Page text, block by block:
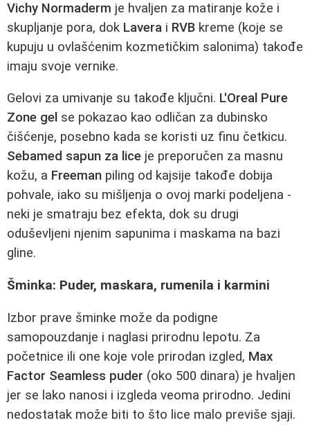
Vichy Normaderm je hvaljen za matiranje kože i
skupljanje pora, dok Lavera i RVB kreme (koje se
kupuju u ovlašćenim kozmetičkim salonima) takođe
imaju svoje vernike.
Gelovi za umivanje su takođe ključni. L'Oreal Pure
Zone gel se pokazao kao odličan za dubinsko
čišćenje, posebno kada se koristi uz finu četkicu.
Sebamed sapun za lice je preporučen za masnu
kožu, a Freeman piling od kajsije takođe dobija
pohvale, iako su mišljenja o ovoj marki podeljena -
neki je smatraju bez efekta, dok su drugi
oduševljeni njenim sapunima i maskama na bazi
gline.
Šminka: Puder, maskara, rumenila i karmini
Izbor prave šminke može da podigne
samopouzdanje i naglasi prirodnu lepotu. Za
početnice ili one koje vole prirodan izgled, Max
Factor Seamless puder (oko 500 dinara) je hvaljen
jer se lako nanosi i izgleda veoma prirodno. Jedini
nedostatak može biti to što lice malo previše sjaji.